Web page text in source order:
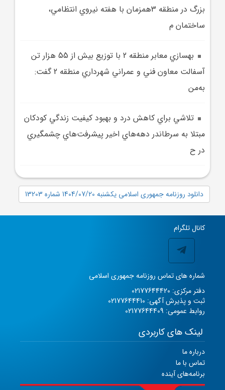
بزرگ در منطقه 3همزمان با هفته نيروي انتظامي،
ساختمان م
بهسازي معابر منطقه 2 با توزيع بيش از 55 هزار تن
آسفالت معاون فني و عمراني شهرداري منطقه 2 گفت:
به‌من
تلاشي براي کاهش درد و بهبود کيفيت زندگي کودکان
مبتلا به سرطاندر دهه‌هاي اخير پيشرفت‌هاي چشمگيري
در ح
دانلود روزنامه جمهوری اسلامی یکشنبه 1404/07/20 شماره 13203
کانال تلگرام
شماره های تماس روزنامه جمهوری اسلامی
دفتر مرکزی: 02177644420
ثبت و پذیرش آگهی: 02177644410
روابط عمومی: 02177644409
لینک های کاربردی
درباره ما
تماس با ما
برنامه‌های آینده